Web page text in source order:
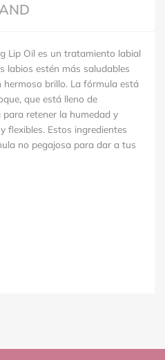
Lip Oil es un tratamiento labial
labios estén más saludables
brillo. La fórmula está
que está lleno de
retener la humedad y
flexibles. Estos ingredientes
no pegajosa para dar a tus